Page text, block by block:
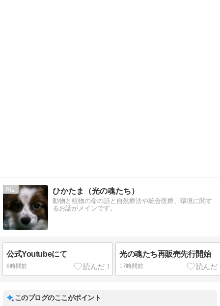
6 ひかたま（光の魂たち）
動物と植物の命の話と自然療法や統合医療、環境に関す
るお話がメインです。
公式Youtubeにて
6時間前
光の魂たち再販売先行開始
17時間前
このブログのここがポイント